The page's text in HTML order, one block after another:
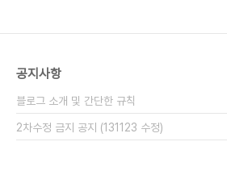
공지사항
블로그 소개 및 간단한 규칙
2차수정 금지 공지 (131123 수정)